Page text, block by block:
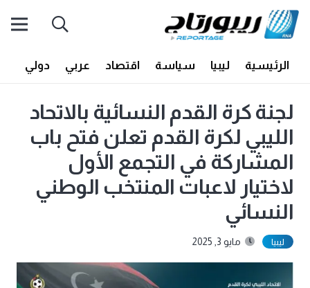
الرئيسية ليبيا سياسة اقتصاد عربي دولي
لجنة كرة القدم النسائية بالاتحاد
الليبي لكرة القدم تعلن فتح باب
المشاركة في التجمع الأول
لاختيار لاعبات المنتخب الوطني
النسائي
ليبيا مايو 3, 2025